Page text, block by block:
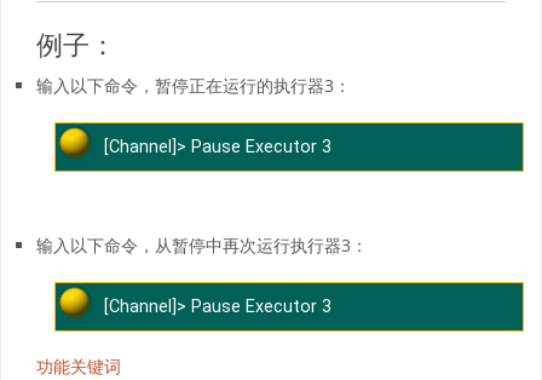
例子：
输入以下命令，暂停正在运行的执行器3：
[Channel]> Pause Executor 3
输入以下命令，从暂停中再次运行执行器3：
[Channel]> Pause Executor 3
功能关键词